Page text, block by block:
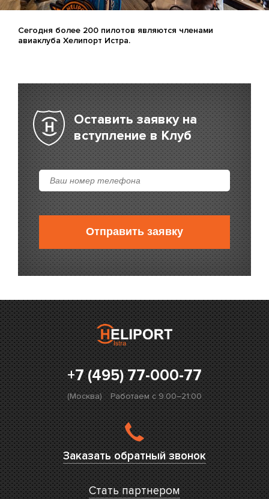
Сегодня более 200 пилотов являются членами
авиаклуба Хелипорт Истра.
Оставить заявку на
вступление в Клуб
Отправить заявку
+7 (495) 77-000-77
(Москва) Работаем с 9:00–21:00
Заказать обратный звонок
Стать партнером